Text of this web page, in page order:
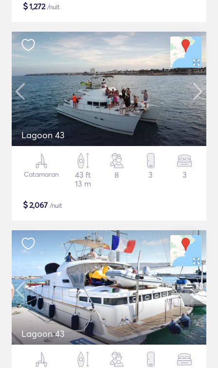
$1,272/nuit
Lagoon 43
Catamaran
43 ft
13 m
8 3 3
$2,067 /nuit
Lagoon 43